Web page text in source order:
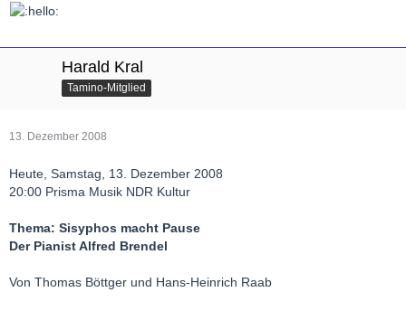
Harald Kral
Tamino-Mitglied
13. Dezember 2008
Heute, Samstag, 13. Dezember 2008
20:00 Prisma Musik NDR Kultur
Thema: Sisyphos macht Pause
Der Pianist Alfred Brendel
Von Thomas Böttger und Hans-Heinrich Raab